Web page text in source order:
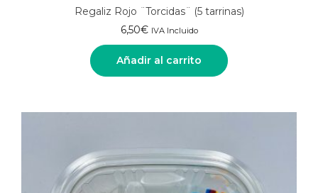
Regaliz Rojo ¨Torcidas¨ (5 tarrinas)
6,50€ IVA Incluido
Añadir al carrito